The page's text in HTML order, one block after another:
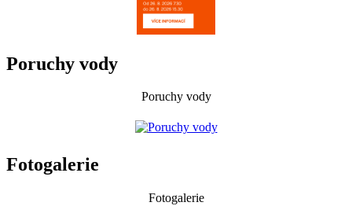
Poruchy vody
Poruchy vody
Fotogalerie
Fotogalerie